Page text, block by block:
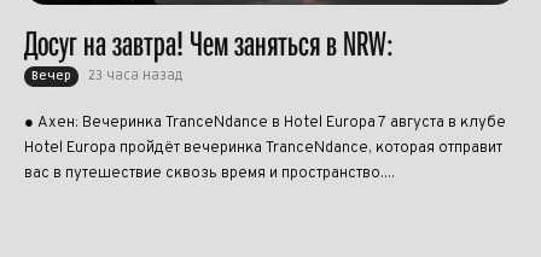
Досуг на завтра! Чем заняться в NRW:
Вечер 23 часа назад
● Ахен: Вечеринка TranceNdance в Hotel Europa 7 августа в клубе
Hotel Europa пройдёт вечеринка TranceNdance, которая отправит
вас в путешествие сквозь время и пространство....